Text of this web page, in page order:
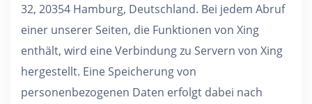
32, 20354 Hamburg, Deutschland. Bei jedem Abruf
einer unserer Seiten, die Funktionen von Xing
enthält, wird eine Verbindung zu Servern von Xing
hergestellt. Eine Speicherung von
personenbezogenen Daten erfolgt dabei nach